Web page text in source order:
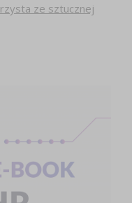
ze sztucznej